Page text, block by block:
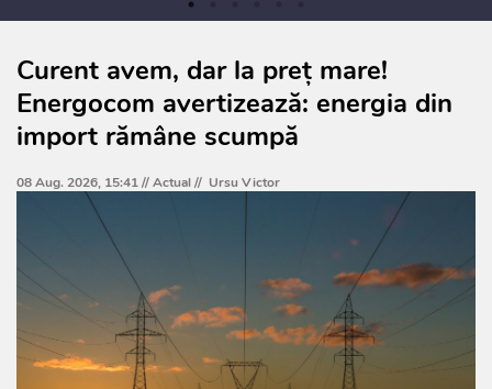
Curent avem, dar la preț mare!
Energocom avertizează: energia din
import rămâne scumpă
08 Aug. 2026, 15:41 //Actual// Ursu Victor